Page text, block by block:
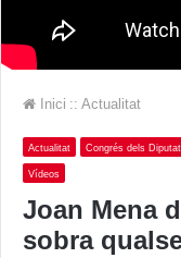
Inici :: Actualitat
Actualitat Congrés dels
Vídeos
Joan Mena
sobra